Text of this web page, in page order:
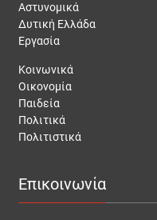
Αστυνομικά
Δυτική Ελλάδα
Εργασία
Κοινωνικά
Οικονομία
Παιδεία
Πολιτικά
Πολιτιστικά
Επικοινωνία